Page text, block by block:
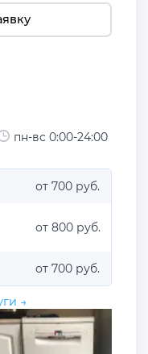
пн-вс 0:00-24:00
от 700 руб.
от 800 руб.
от 700 руб.
→